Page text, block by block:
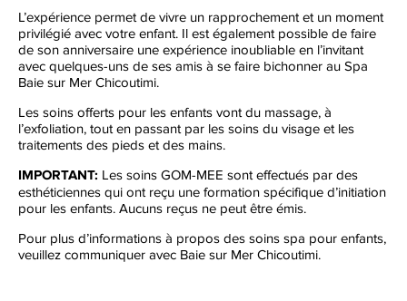
L’expérience permet de vivre un rapprochement et un moment
privilégié avec votre enfant. Il est également possible de faire
de son anniversaire une expérience inoubliable en l’invitant
avec quelques-uns de ses amis à se faire bichonner au Spa
Baie sur Mer Chicoutimi.
Les soins offerts pour les enfants vont du massage, à
l’exfoliation, tout en passant par les soins du visage et les
traitements des pieds et des mains.
IMPORTANT: Les soins GOM-MEE sont effectués par des
esthéticiennes qui ont reçu une formation spécifique d’initiation
pour les enfants. Aucuns reçus ne peut être émis.
Pour plus d’informations à propos des soins spa pour enfants,
veuillez communiquer avec Baie sur Mer Chicoutimi.